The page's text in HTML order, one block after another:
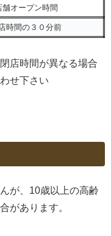
舗オープン時間
時間の３０分前
店時間が異なる場合
せ下さい
が、10歳以上の高齢
があります。